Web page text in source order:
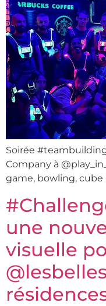
Soirée
Company à
game, bowling,
une
visuelle